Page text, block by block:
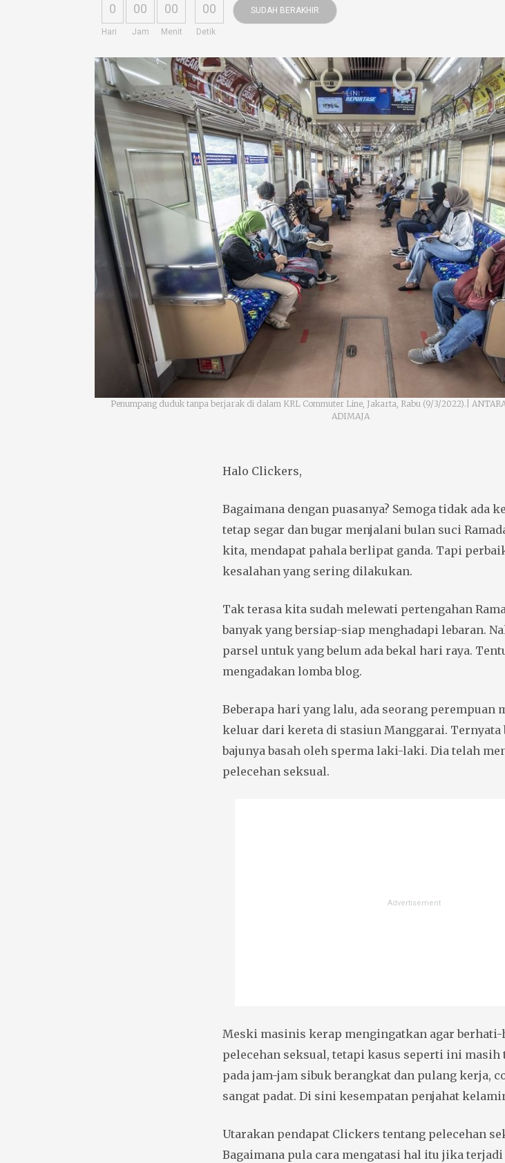
0
Hari
00
Jam
00
Menit
00
Detik
SUDAH BERAKHIR
Penumpang duduk tanpa berjarak di dalam KRL Commuter Line, Jakarta, Rabu (9/3/2022).|
ADIMAJA
Halo Clickers,
Bagaimana dengan puasanya? Semoga tidak ada
tetap segar dan bugar menjalani bulan suci
kita, mendapat pahala berlipat ganda. Tapi
kesalahan yang sering dilakukan.
Tak terasa kita sudah melewati pertengahan
banyak yang bersiap-siap menghadapi lebaran.
parsel untuk yang belum ada bekal hari raya.
mengadakan lomba blog.
Beberapa hari yang lalu, ada seorang perempuan
keluar dari kereta di stasiun Manggarai. Ternyata
bajunya basah oleh sperma laki-laki. Dia telah
pelecehan seksual.
Meski masinis kerap mengingatkan agar berhati-
pelecehan seksual, tetapi kasus seperti ini masih
pada jam-jam sibuk berangkat dan pulang kerja,
sangat padat. Di sini kesempatan penjahat
Utarakan pendapat Clickers tentang pelecehan
Bagaimana pula cara mengatasi hal itu jika